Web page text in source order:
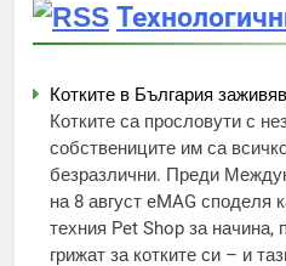
Котките в България
Котките са прословути с
собствениците им са
безразлични. Преди
на 8 август eMAG споделя
техния Pet Shop за начина,
грижат за котките си – и